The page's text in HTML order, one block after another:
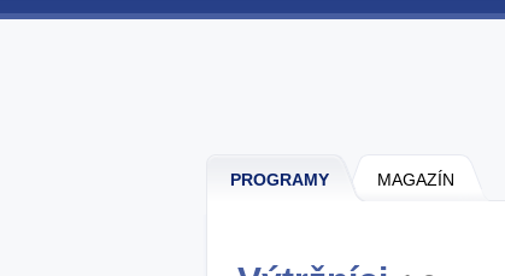
PROGRAMY MAGAZÍN